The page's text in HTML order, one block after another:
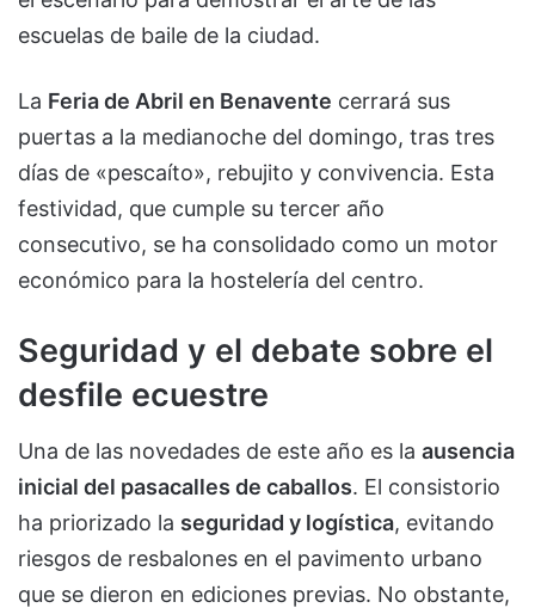
escuelas de baile de la ciudad.
La Feria de Abril en Benavente cerrará sus
puertas a la medianoche del domingo, tras tres
días de «pescaíto», rebujito y convivencia. Esta
festividad, que cumple su tercer año
consecutivo, se ha consolidado como un motor
económico para la hostelería del centro.
Seguridad y el debate sobre el
desfile ecuestre
Una de las novedades de este año es la ausencia
inicial del pasacalles de caballos. El consistorio
ha priorizado la seguridad y logística, evitando
riesgos de resbalones en el pavimento urbano
que se dieron en ediciones previas. No obstante,